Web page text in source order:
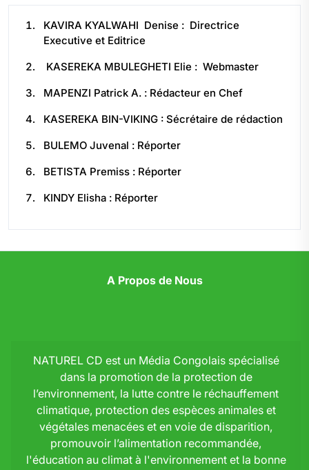
KAVIRA KYALWAHI Denise : Directrice
Executive et Editrice
KASEREKA MBULEGHETI Elie : Webmaster
MAPENZI Patrick A. : Rédacteur en Chef
KASEREKA BIN-VIKING : Sécrétaire de rédaction
BULEMO Juvenal : Réporter
BETISTA Premiss : Réporter
KINDY Elisha : Réporter
A Propos de Nous
NATUREL CD est un Média Congolais spécialisé
dans la promotion de la protection de
l’environnement, la lutte contre le réchauffement
climatique, protection des espèces animales et
végétales menacées et en voie de disparition,
promouvoir l’alimentation recommandée,
l'éducation au climat à l'environnement et la bonne